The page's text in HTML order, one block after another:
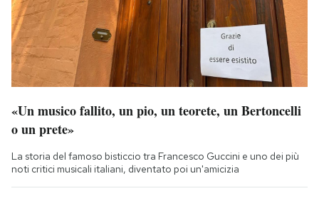
«Un musico fallito, un pio, un teorete, un Bertoncelli
o un prete»
La storia del famoso bisticcio tra Francesco Guccini e uno dei più
noti critici musicali italiani, diventato poi un'amicizia